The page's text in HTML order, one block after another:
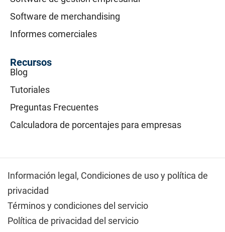
Software de merchandising
Informes comerciales
Recursos
Blog
Tutoriales
Preguntas Frecuentes
Calculadora de porcentajes para empresas
Información legal, Condiciones de uso y política de
privacidad
Términos y condiciones del servicio
Política de privacidad del servicio